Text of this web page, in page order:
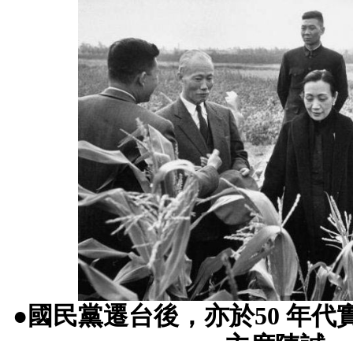
●國民黨遷台後，亦於50 年代